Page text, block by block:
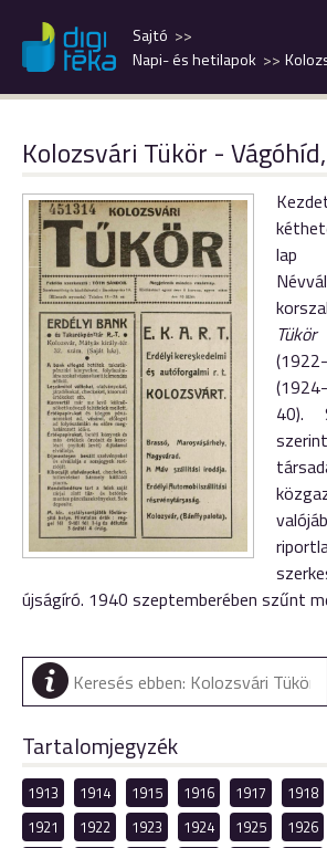
Napi- és hetilapok
Sajtó
Kolozsvári Tükör -
lap
Tükör
40).
újságíró. 1940 szeptemberében szűnt
Tartalomjegyzék
1913 1914 1915 1916 1917 1918
1921
1922 1923 1924 1925 1926